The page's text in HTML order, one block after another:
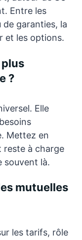
Entre les
de garanties, la
et les options.
?
Elle
Mettez en
reste à charge
souvent là.
mutuelles
les tarifs, rôle